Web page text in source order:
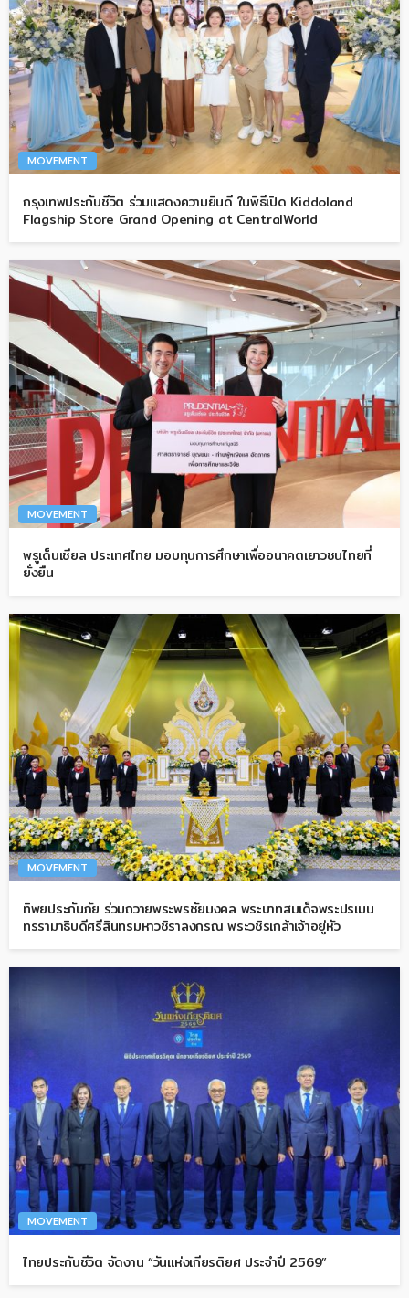
MOVEMENT
กรุงเทพประกันชีวิต ร่วมแสดงความยินดี ในพิธีเปิด Kiddoland
Flagship Store Grand Opening at CentralWorld
MOVEMENT
พรูเด็นเชียล ประเทศไทย มอบทุนการศึกษาเพื่ออนาคตเยาวชนไทยที่
ยั่งยืน
MOVEMENT
ทิพยประกันภัย ร่วมถวายพระพรชัยมงคล พระบาทสมเด็จพระปรเมน
ทรรามาธิบดีศรีสินทรมหาวชิราลงกรณ พระวชิรเกล้าเจ้าอยู่หัว
MOVEMENT
ไทยประกันชีวิต จัดงาน “วันแห่งเกียรติยศ ประจำปี 2569”